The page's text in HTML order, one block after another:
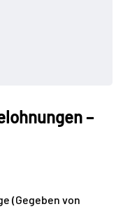
–
(Gegeben von